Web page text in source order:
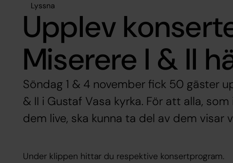
Lyssna
Upplev
Miserere I & II
Söndag 1 & 4 november fick 50 gäster
& II i Gustaf Vasa kyrka. För att alla,
dem live, ska kunna ta del av dem visar
Under klippen hittar du respektive konsertprogram.